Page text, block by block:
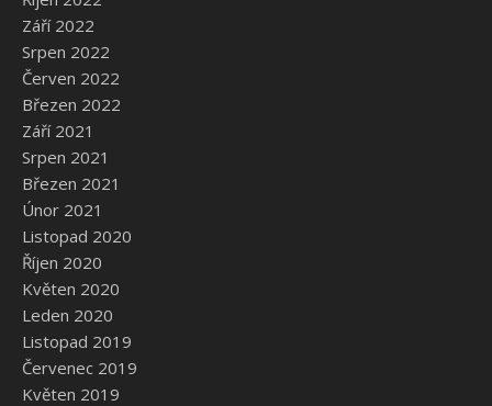
Září 2022
Srpen 2022
Červen 2022
Březen 2022
Září 2021
Srpen 2021
Březen 2021
Únor 2021
Listopad 2020
Říjen 2020
Květen 2020
Leden 2020
Listopad 2019
Červenec 2019
Květen 2019